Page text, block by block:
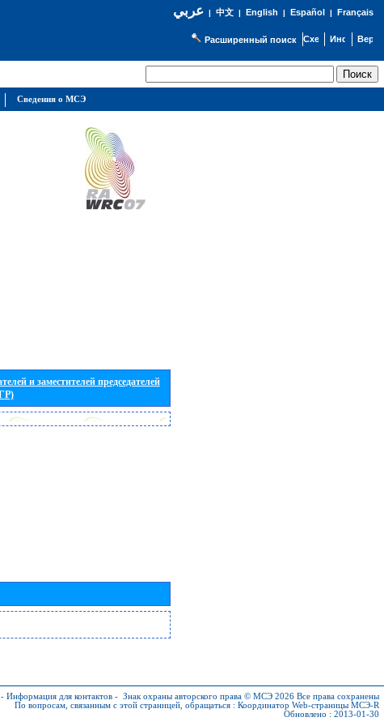
عربي| 中文| English | Español | Français
Расширенный поиск
и заместителей председателей
- Информация для контактов - Знак охраны авторского права © МСЭ 2026 Все права сохранены
По вопросам, связанным с этой страницей, обращаться : Координатор Web-страницы МСЭ-R
Обновлено : 2013-01-30
Сведения о МСЭ